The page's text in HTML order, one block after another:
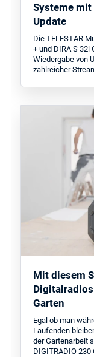
Systeme mit
Update
Die TELESTAR
+ und DIRA S 32i
Wiedergabe von
zahlreicher
Mit diesem
Garten
Egal ob man
Laufenden
der Gartenarbeit
DIGITRADIO 230